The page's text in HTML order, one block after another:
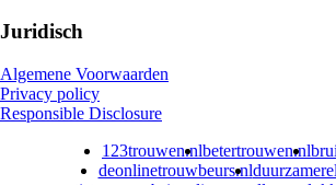
Juridisch
Algemene Voorwaarden
Privacy policy
Responsible Disclosure
123trouwen.nlbetertrouwen.nl
deonlinetrouwbeurs.nl